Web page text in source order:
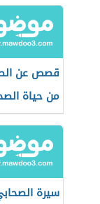
قصص عن
من حياة
سيرة